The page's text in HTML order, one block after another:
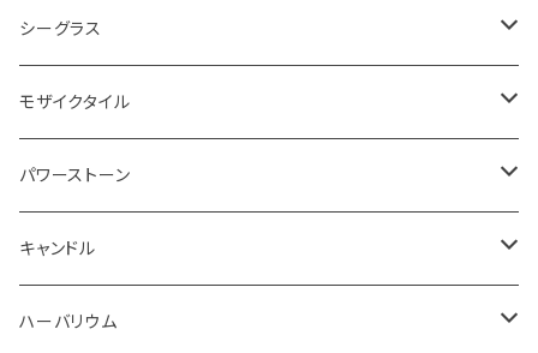
ボード
ハンギング
コースター
鍋敷き
インテリア
体験教室
ヘアゴム
キーホルダー
ボタニカルトレイ
イニシャル
20220326 天赦塩
20220610 天赦塩
20220614 満月塩
体験教室
シーグラス
ピアス
ネックレス
フォトフレーム
SONOMONO
モザイクタイル
ピアス
SONOMONO
パワーストーン
女性用(16cm)
男性用(18cm)
キャンドル
海のスケルトン
ハーバリウム